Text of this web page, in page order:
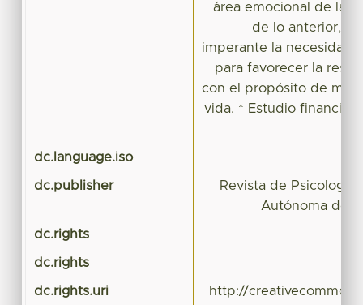
área emocional de las
de lo anterior,
imperante la necesidad
para favorecer la
con el propósito de
vida. * Estudio
dc.language.iso
dc.publisher
Revista de Psicología
Autónoma del
dc.rights
dc.rights
dc.rights.uri http://